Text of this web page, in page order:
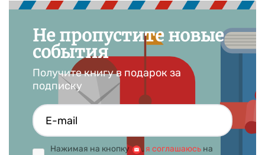
Умер Арчибальд Кронин 6 января 1981 года.
Не пропустите новые
события
Получите книгу в подарок за
подписку
Нажимая на кнопку , я соглашаюсь на